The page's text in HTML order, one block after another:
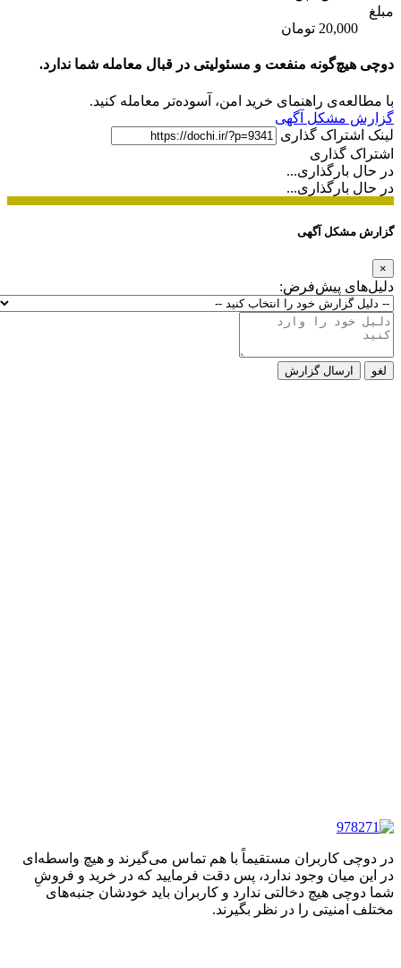
مبلغ
20,000 تومان
دوچی هیچ‌گونه منفعت و مسئولیتی در قبال معامله شما ندارد.
با مطالعه‌ی راهنمای خرید امن، آسوده‌تر معامله کنید.
گزارش مشکل آگهی
لینک اشتراک گذاری
اشتراک گذاری
در حال بارگذاری...
در حال بارگذاری...
گزارش مشکل آگهی
×
دلیل‌های پیش‌فرض:
لغو ارسال گزارش
در دوچی کاربران مستقیماً با هم تماس می‌گیرند و هیچ واسطه‌ای
در این میان وجود ندارد، پس دقت فرمایید که در خرید و فروشِ
شما دوچی هیچ دخالتی ندارد و کاربران باید خودشان جنبه‌های
مختلف امنیتی را در نظر بگیرند.